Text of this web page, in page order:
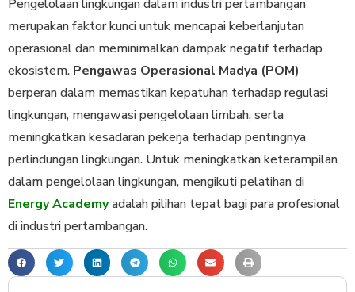
Pengelolaan lingkungan dalam industri pertambangan
merupakan faktor kunci untuk mencapai keberlanjutan
operasional dan meminimalkan dampak negatif terhadap
ekosistem. Pengawas Operasional Madya (POM)
berperan dalam memastikan kepatuhan terhadap regulasi
lingkungan, mengawasi pengelolaan limbah, serta
meningkatkan kesadaran pekerja terhadap pentingnya
perlindungan lingkungan. Untuk meningkatkan keterampilan
dalam pengelolaan lingkungan, mengikuti pelatihan di
Energy Academyadalah pilihan tepat bagi para profesional
di industri pertambangan.